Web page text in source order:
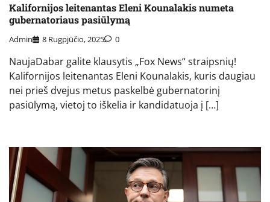
Kalifornijos leitenantas Eleni Kounalakis numeta
gubernatoriaus pasiūlymą
Admin 8 Rugpjūčio, 2025 0
NaujaDabar galite klausytis „Fox News“ straipsnių!
Kalifornijos leitenantas Eleni Kounalakis, kuris daugiau
nei prieš dvejus metus paskelbė gubernatorinį
pasiūlymą, vietoj to iškelia ir kandidatuoja į […]